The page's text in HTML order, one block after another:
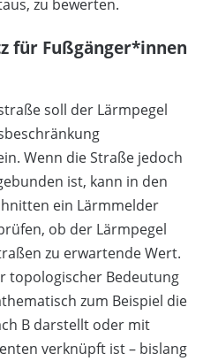
zu bewerten.
für Fußgänger*innen
soll der Lärmpegel
Wenn die Straße jedoch
ist, kann in den
ein Lärmmelder
ob der Lärmpegel
zu erwartende Wert.
topologischer Bedeutung
zum Beispiel die
B darstellt oder mit
verknüpft ist – bislang